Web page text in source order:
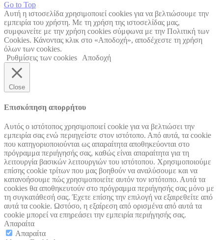
Go to Top
Αυτή η ιστοσελίδα χρησιμοποιεί cookies για να βελτιώσουμε την
εμπειρία του χρήστη. Με τη χρήση της ιστοσελίδας μας,
συμφωνείτε με την χρήση cookies σύμφωνα με την Πολιτική των
Cookies. Κάνοντας κλικ στο «Αποδοχή», αποδέχεστε τη χρήση
όλων των cookies.
Ρυθμίσεις των cookies
Αποδοχή
Close
Επισκόπηση απορρήτου
Αυτός ο ιστότοπος χρησιμοποιεί cookie για να βελτιώσει την
εμπειρία σας ενώ περιηγείστε στον ιστότοπο. Από αυτά, τα cookie
που κατηγοριοποιούνται ως απαραίτητα αποθηκεύονται στο
πρόγραμμα περιήγησής σας, καθώς είναι απαραίτητα για τη
λειτουργία βασικών λειτουργιών του ιστότοπου. Χρησιμοποιούμε
επίσης cookie τρίτων που μας βοηθούν να αναλύσουμε και να
κατανοήσουμε πώς χρησιμοποιείτε αυτόν τον ιστότοπο. Αυτά τα
cookies θα αποθηκευτούν στο πρόγραμμα περιήγησής σας μόνο με
τη συγκατάθεσή σας. Έχετε επίσης την επιλογή να εξαιρεθείτε από
αυτά τα cookie. Ωστόσο, η εξαίρεση από ορισμένα από αυτά τα
cookie μπορεί να επηρεάσει την εμπειρία περιήγησής σας.
Απαραίτα
Απαραίτα